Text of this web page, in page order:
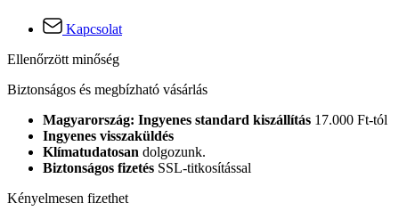
Kapcsolat
Ellenőrzött minőség
Biztonságos és megbízható vásárlás
Magyarország: Ingyenes standard kiszállítás 17.000 Ft-tól
Ingyenes visszaküldés
Klímatudatosan dolgozunk.
Biztonságos fizetés SSL-titkosítással
Kényelmesen fizethet